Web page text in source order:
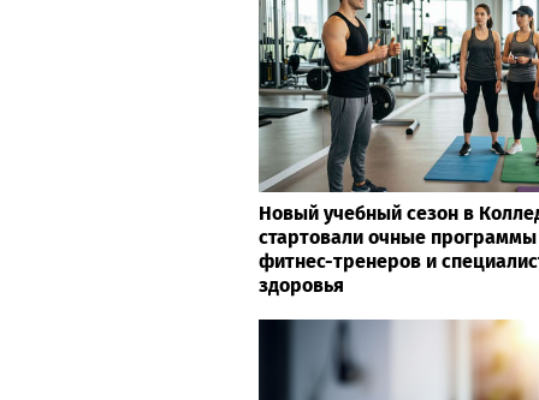
Новый учебный сезон в
стартовали очные программы
фитнес-тренеров и
здоровья